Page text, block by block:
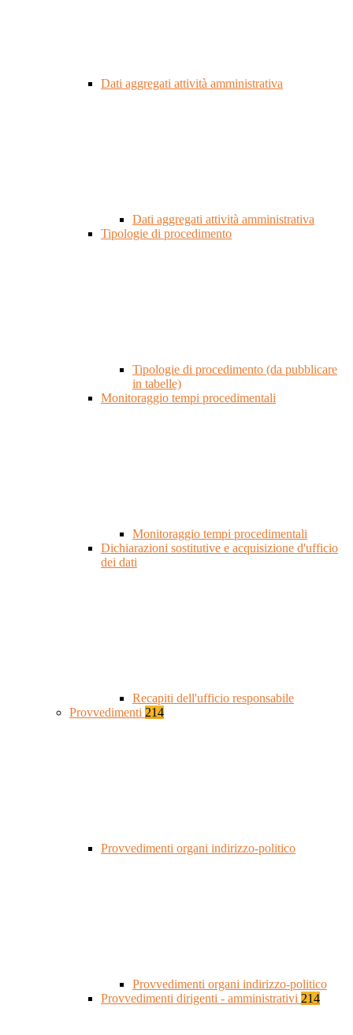
Dati aggregati attività amministrativa
Dati aggregati attività amministrativa
Tipologie di procedimento
Tipologie di procedimento (da pubblicare
in tabelle)
Monitoraggio tempi procedimentali
Monitoraggio tempi procedimentali
Dichiarazioni sostitutive e acquisizione d'ufficio
dei dati
Recapiti dell'ufficio responsabile
Provvedimenti 214
Provvedimenti organi indirizzo-politico
Provvedimenti organi indirizzo-politico
Provvedimenti dirigenti - amministrativi 214